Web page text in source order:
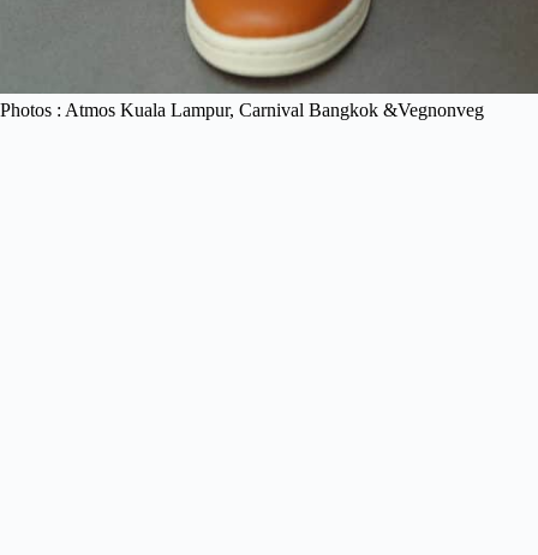
Photos : Atmos Kuala Lampur, Carnival Bangkok &Vegnonveg